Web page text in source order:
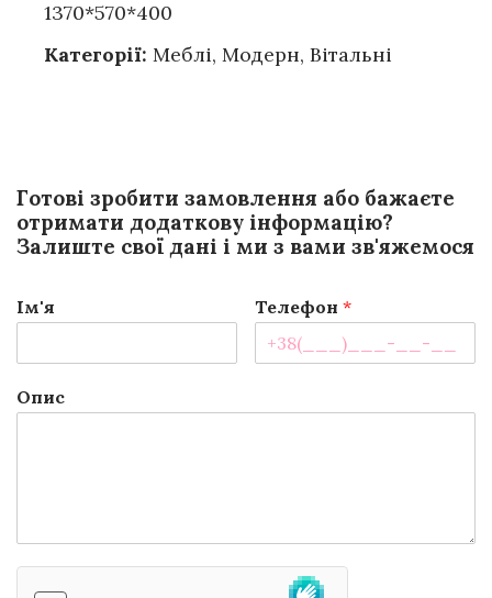
1370*570*400
Категорії: Меблі, Модерн, Вітальні
Готові зробити замовлення або бажаєте
отримати додаткову інформацію?
Залиште свої дані і ми з вами зв'яжемося
Ім'я Телефон*
Опис